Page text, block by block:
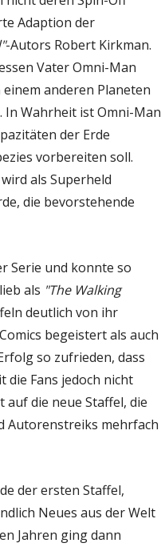
Adaption der
-Autors Robert Kirkman.
Vater Omni-Man
anderen Planeten
In Wahrheit ist Omni-Man
der Erde
vorbereiten soll.
als Superheld
die bevorstehende
Serie und konnte so
als "The Walking
deutlich von ihr
begeistert als auch
so zufrieden, dass
die Fans jedoch nicht
auf die neue Staffel, die
Autorenstreiks mehrfach
der ersten Staffel,
Neues aus der Welt
Jahren ging dann